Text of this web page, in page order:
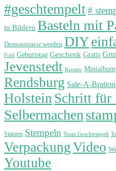
#geschtempelt#
in Bildern Basteln mit
Demonstrator werden DIY
Fold Geburtstag Geschenk Gratis
Jevenstedt Kreativ Minialbum
Rendsburg Sale-A-Bration
Holstein Schritt für
Selbermachen
Stanzen Stempeln Team Geschtempelt
VerpackungVideo
Youtube